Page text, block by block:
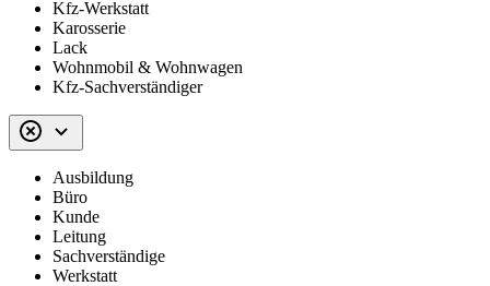
Kfz-Werkstatt
Karosserie
Lack
Wohnmobil & Wohnwagen
Kfz-Sachverständiger
Ausbildung
Büro
Kunde
Leitung
Sachverständige
Werkstatt